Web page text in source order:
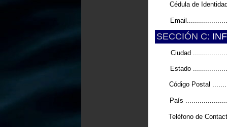
Cédula de
SECCIÓN C:
Ciudad
Estado
Código Postal
País
Teléfono de